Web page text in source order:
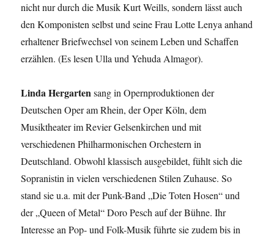
nicht nur durch die Musik Kurt Weills, sondern lässt auch
den Komponisten selbst und seine Frau Lotte Lenya anhand
erhaltener Briefwechsel von seinem Leben und Schaffen
erzählen. (Es lesen Ulla und Yehuda Almagor).
Linda Hergartensang in Opernproduktionen der
Deutschen Oper am Rhein, der Oper Köln, dem
Musiktheater im Revier Gelsenkirchen und mit
verschiedenen Philharmonischen Orchestern in
Deutschland. Obwohl klassisch ausgebildet, fühlt sich die
Sopranistin in vielen verschiedenen Stilen Zuhause. So
stand sie u.a. mit der Punk-Band „Die Toten Hosen“ und
der „Queen of Metal“ Doro Pesch auf der Bühne. Ihr
Interesse an Pop- und Folk-Musik führte sie zudem bis in